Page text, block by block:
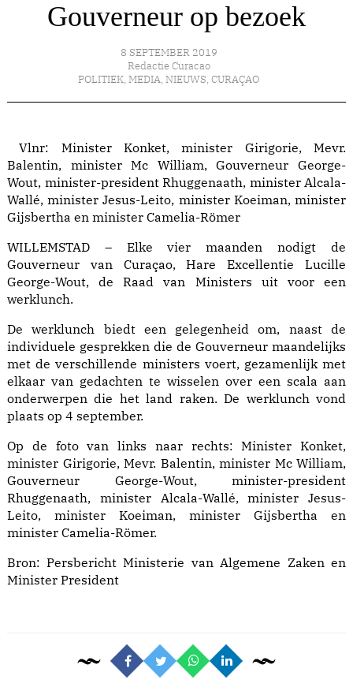
Gouverneur op bezoek
8 SEPTEMBER 2019
Redactie Curacao
POLITIEK, MEDIA, NIEUWS, CURAÇAO
Vlnr: Minister Konket, minister Girigorie, Mevr.
Balentin, minister Mc William, Gouverneur George-
Wout, minister-president Rhuggenaath, minister Alcala-
Wallé, minister Jesus-Leito, minister Koeiman, minister
Gijsbertha en minister Camelia-Römer
WILLEMSTAD – Elke vier maanden nodigt de
Gouverneur van Curaçao, Hare Excellentie Lucille
George-Wout, de Raad van Ministers uit voor een
werklunch.
De werklunch biedt een gelegenheid om, naast de
individuele gesprekken die de Gouverneur maandelijks
met de verschillende ministers voert, gezamenlijk met
elkaar van gedachten te wisselen over een scala aan
onderwerpen die het land raken. De werklunch vond
plaats op 4 september.
Op de foto van links naar rechts: Minister Konket,
minister Girigorie, Mevr. Balentin, minister Mc William,
Gouverneur George-Wout, minister-president
Rhuggenaath, minister Alcala-Wallé, minister Jesus-
Leito, minister Koeiman, minister Gijsbertha en
minister Camelia-Römer.
Bron: Persbericht Ministerie van Algemene Zaken en
Minister President